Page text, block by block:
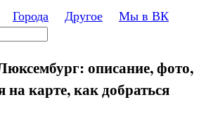
содержанию
Города Другое Мы в ВК
описание, фото,
на карте, как добраться